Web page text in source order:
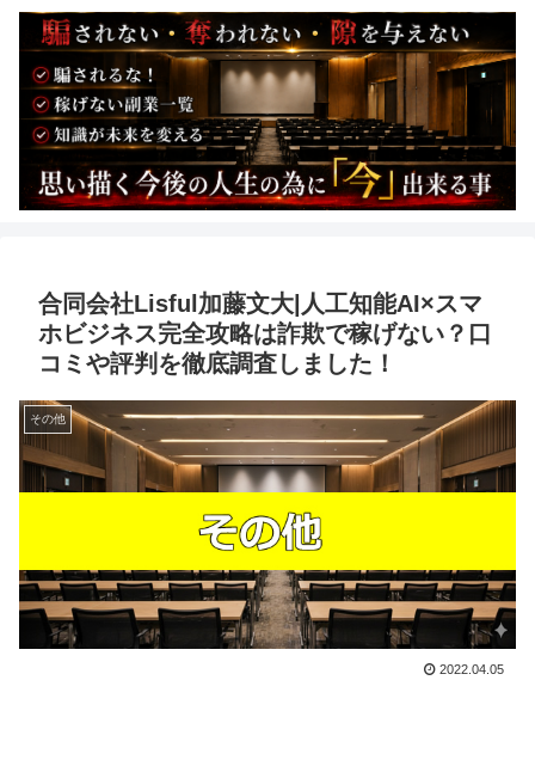
合同会社Lisful加藤文大|人工知能AI×スマ
ホビジネス完全攻略は詐欺で稼げない？口
コミや評判を徹底調査しました！
その他
2022.04.05